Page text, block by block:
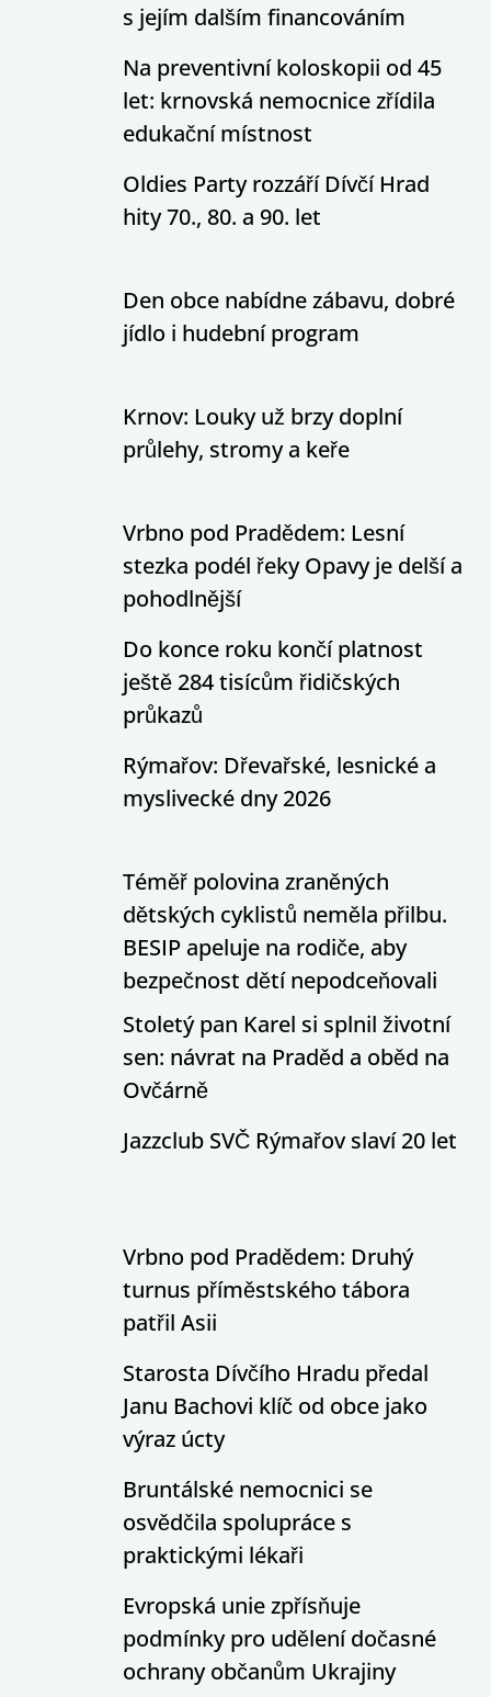
s jejím dalším financováním
Na preventivní koloskopii od 45
let: krnovská nemocnice zřídila
edukační místnost
Oldies Party rozzáří Dívčí Hrad
hity 70., 80. a 90. let
Den obce nabídne zábavu, dobré
jídlo i hudební program
Krnov: Louky už brzy doplní
průlehy, stromy a keře
Vrbno pod Pradědem: Lesní
stezka podél řeky Opavy je delší a
pohodlnější
Do konce roku končí platnost
ještě 284 tisícům řidičských
průkazů
Rýmařov: Dřevařské, lesnické a
myslivecké dny 2026
Téměř polovina zraněných
dětských cyklistů neměla přilbu.
BESIP apeluje na rodiče, aby
bezpečnost dětí nepodceňovali
Stoletý pan Karel si splnil životní
sen: návrat na Praděd a oběd na
Ovčárně
Jazzclub SVČ Rýmařov slaví 20 let
Vrbno pod Pradědem: Druhý
turnus příměstského tábora
patřil Asii
Starosta Dívčího Hradu předal
Janu Bachovi klíč od obce jako
výraz úcty
Bruntálské nemocnici se
osvědčila spolupráce s
praktickými lékaři
Evropská unie zpřísňuje
podmínky pro udělení dočasné
ochrany občanům Ukrajiny